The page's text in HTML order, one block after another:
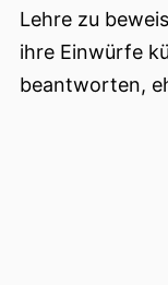
Lehre zu
ihre Einwürfe
beantworten,